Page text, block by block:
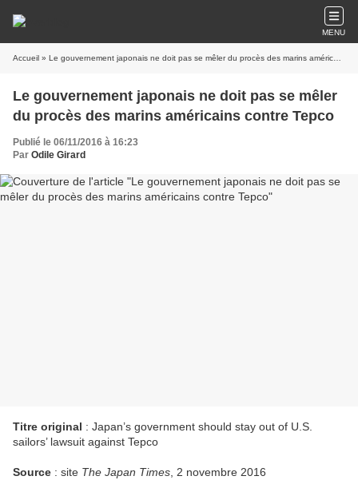
MENU
Accueil » Le gouvernement japonais ne doit pas se mêler du procès des marins américains contre Tepco
Le gouvernement japonais ne doit pas se mêler
du procès des marins américains contre Tepco
Publié le 06/11/2016 à 16:23
Par Odile Girard
Titre original : Japan’s government should stay out of U.S.
sailors’ lawsuit against Tepco
Source : site The Japan Times , 2 novembre 2016